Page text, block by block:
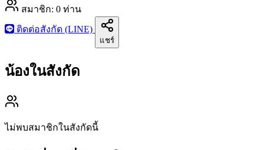
สมาชิก: 0 ท่าน
ติดต่อสังกัด (LINE)
แชร์
น้องในสังกัด
ไม่พบสมาชิกในสังกัดนี้